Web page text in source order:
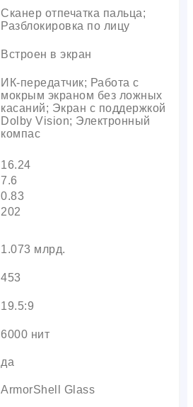
Сканер отпечатка пальца;
Разблокировка по лицу
Встроен в экран
ИК-передатчик; Работа с
мокрым экраном без ложных
касаний; Экран с поддержкой
Dolby Vision; Электронный
компас
16.24
7.6
0.83
202
1.073 млрд.
453
19.5:9
6000 нит
да
ArmorShell Glass